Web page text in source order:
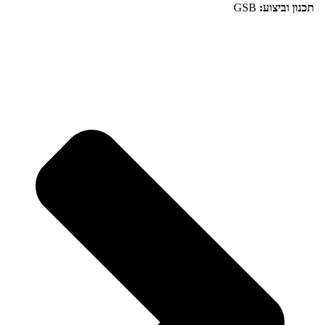
תכנון וביצוע: GSB